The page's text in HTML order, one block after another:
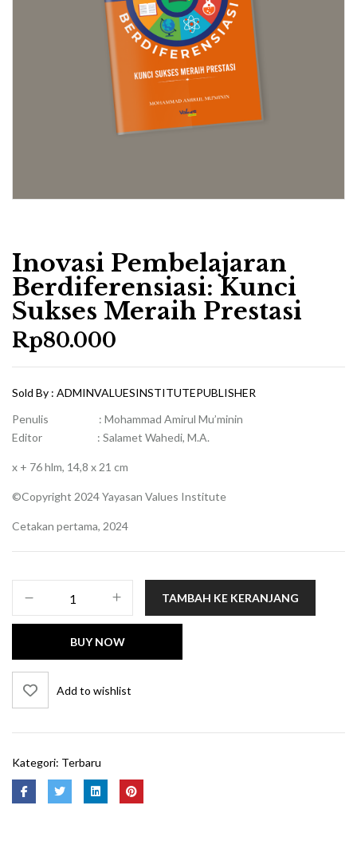
Inovasi Pembelajaran
Berdiferensiasi: Kunci
Sukses Meraih Prestasi
Rp80.000
Sold By : ADMINVALUESINSTITUTEPUBLISHER
Penulis : Mohammad Amirul Mu’minin
Editor : Salamet Wahedi, M.A.
x + 76 hlm, 14,8 x 21 cm
©Copyright 2024 Yayasan Values Institute
Cetakan pertama, 2024
Pembelajaran
Berdiferensiasi:
Kunci
Sukses
Meraih
TAMBAH KE KERANJANG
BUY NOW
Add to wishlist
Kategori: Terbaru